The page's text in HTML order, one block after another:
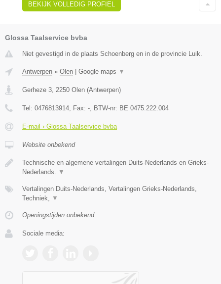
BEKIJK VOLLEDIG PROFIEL
Glossa Taalservice bvba
Niet gevestigd in de plaats Schoenberg en in de provincie Luik.
Antwerpen » Olen | Google maps ▼
Gerheze 3 2250 Olen (Antwerpen)
Tel: 0476813914 , Fax: - , BTW-nr: BE 0475.222.004
E-mail › Glossa Taalservice bvba
Website onbekend
Technische en algemene vertalingen Duits-Nederlands en Grieks-
Nederlands.
▼
Vertalingen Duits-Nederlands, Vertalingen Grieks-Nederlands,
Techniek,
▼
Openingstijden onbekend
Sociale media: